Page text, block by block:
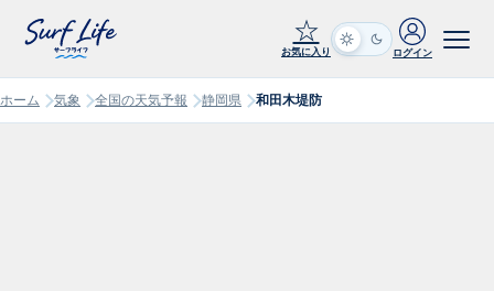
☆
お気に入り ログイン
ホーム 気象 全国の天気予報 静岡県 和田木堤防